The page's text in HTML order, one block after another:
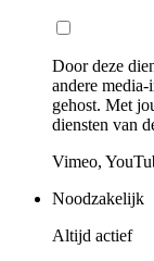
Door deze
andere
gehost. Met
diensten van
Vimeo,
Noodzakelijk
Altijd actief